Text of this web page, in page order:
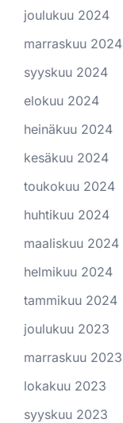
joulukuu 2024
marraskuu 2024
syyskuu 2024
elokuu 2024
heinäkuu 2024
kesäkuu 2024
toukokuu 2024
huhtikuu 2024
maaliskuu 2024
helmikuu 2024
tammikuu 2024
joulukuu 2023
marraskuu 2023
lokakuu 2023
syyskuu 2023